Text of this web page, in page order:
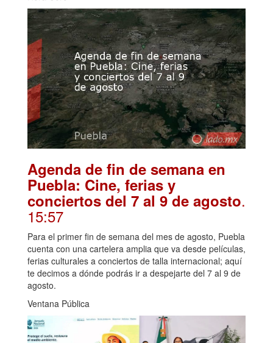
Agenda de fin de semana en
Puebla: Cine, ferias y
conciertos del 7 al 9 de agosto.
15:57
Para el primer fin de semana del mes de agosto, Puebla
cuenta con una cartelera amplia que va desde películas,
ferias culturales a conciertos de talla internacional; aquí
te decimos a dónde podrás ir a despejarte del 7 al 9 de
agosto.
Ventana Pública